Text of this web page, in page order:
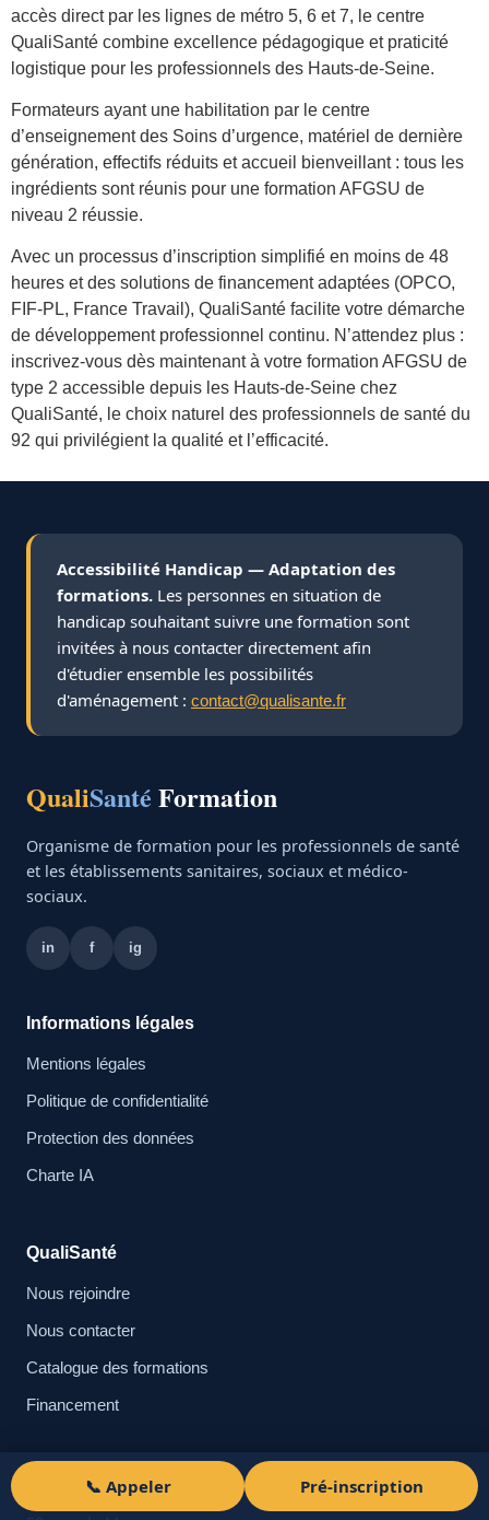
accès direct par les lignes de métro 5, 6 et 7, le centre
QualiSanté combine excellence pédagogique et praticité
logistique pour les professionnels des Hauts-de-Seine.
Formateurs ayant une habilitation par le centre
d’enseignement des Soins d’urgence, matériel de dernière
génération, effectifs réduits et accueil bienveillant : tous les
ingrédients sont réunis pour une formation AFGSU de
niveau 2 réussie.
Avec un processus d’inscription simplifié en moins de 48
heures et des solutions de financement adaptées (OPCO,
FIF-PL, France Travail), QualiSanté facilite votre démarche
de développement professionnel continu. N’attendez plus :
inscrivez-vous dès maintenant à votre formation AFGSU de
type 2 accessible depuis les Hauts-de-Seine chez
QualiSanté, le choix naturel des professionnels de santé du
92 qui privilégient la qualité et l’efficacité.
Accessibilité Handicap — Adaptation des
formations. Les personnes en situation de
handicap souhaitant suivre une formation sont
invitées à nous contacter directement afin
d'étudier ensemble les possibilités
d'aménagement : contact@qualisante.fr
QualiSanté Formation
Organisme de formation pour les professionnels de santé
et les établissements sanitaires, sociaux et médico-
sociaux.
in f ig
Informations légales
Mentions légales
Politique de confidentialité
Protection des données
Charte IA
QualiSanté
Nous rejoindre
Nous contacter
Catalogue des formations
Financement
Coordonnées
📞 Appeler Pré-inscription